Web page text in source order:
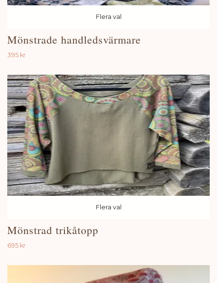
Flera val
Mönstrade handledsvärmare
395 kr
Flera val
Mönstrad trikåtopp
695 kr